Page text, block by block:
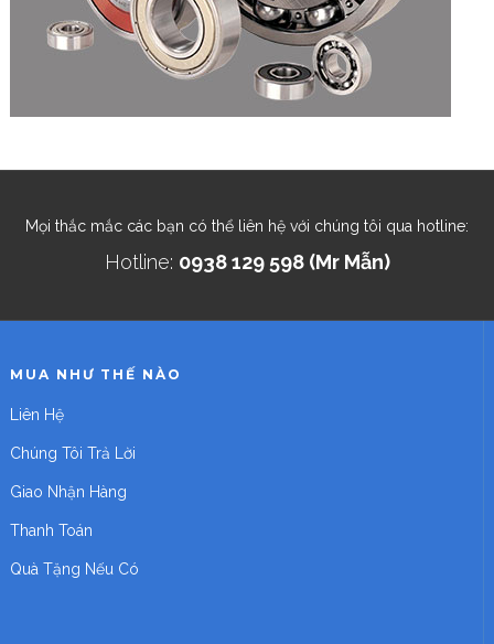
Mọi thắc mắc các bạn có thể liên hệ với chúng tôi qua hotline:
Hotline: 0938 129 598 (Mr Mẫn)
MUA NHƯ THẾ NÀO
Liên Hệ
Chúng Tôi Trả Lời
Giao Nhận Hàng
Thanh Toán
Quà Tặng Nếu Có